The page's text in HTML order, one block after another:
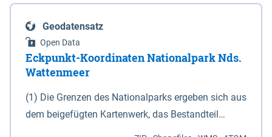
Geodatensatz
Open Data
Eckpunkt-Koordinaten Nationalpark Nds.
Wattenmeer
(1) Die Grenzen des Nationalparks ergeben sich aus
dem beigefügten Kartenwerk, das Bestandteil